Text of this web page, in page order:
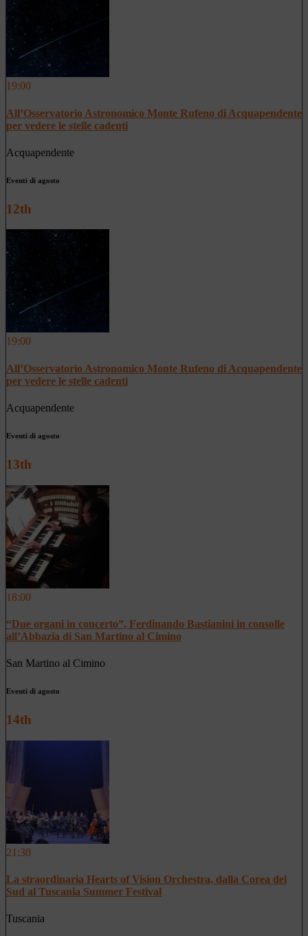
19:00
All’Osservatorio Astronomico Monte Rufeno di Acquapendente
per vedere le stelle cadenti
Acquapendente
Eventi di agosto
12th
19:00
All’Osservatorio Astronomico Monte Rufeno di Acquapendente
per vedere le stelle cadenti
Acquapendente
Eventi di agosto
13th
18:00
“Due organi in concerto”, Ferdinando Bastianini in consolle
all’Abbazia di San Martino al Cimino
San Martino al Cimino
Eventi di agosto
14th
21:30
La straordinaria Hearts of Vision Orchestra, dalla Corea del
Sud al Tuscania Summer Festival
Tuscania